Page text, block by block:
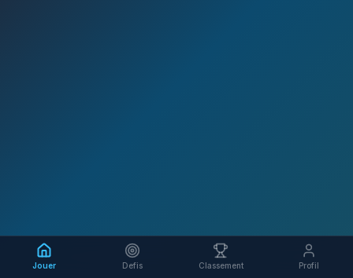
Jouer Defis Classement Profil